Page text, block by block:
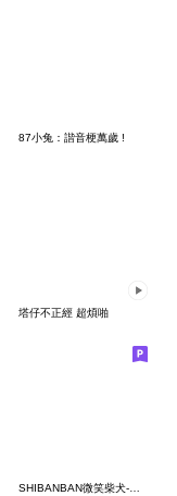
87小兔：諧音梗萬歲 !
塔仔不正經 超煩啪
SHIBANBAN微笑柴犬-廢柴寶寶日常